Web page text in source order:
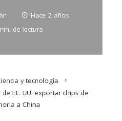
Hace 2 años
de lectura
y tecnología
EE. UU. exportar chips de
a China